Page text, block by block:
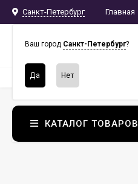
Санкт-Петербург
Ваш город Санкт-Петербург?
Главная
СПБСНАБ
Бренды: 4
КАТАЛОГ ТОВАРОВ